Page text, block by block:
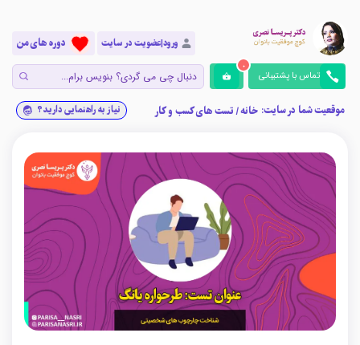
ورود|عضویت در سایت دوره های من
تماس با پشتیبانی
0
موقعیت شما در سایت: خانه/تست های کسب و کار نیاز به راهنمایی دارید؟